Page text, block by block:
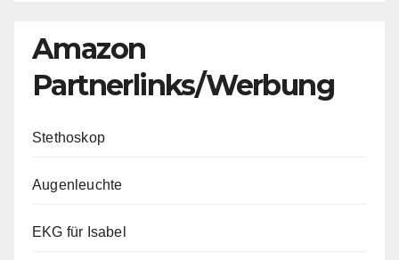
Amazon
Partnerlinks/Werbung
Stethoskop
Augenleuchte
EKG für Isabel